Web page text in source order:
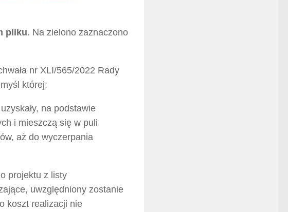
pliku. Na zielono zaznaczono
nr XLI/565/2022 Rady
której:
na podstawie
i mieszczą się w puli
aż do wyczerpania
projektu z listy
uwzględniony zostanie
koszt realizacji nie